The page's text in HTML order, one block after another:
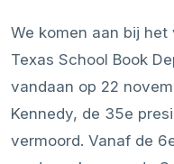
We komen aan bij
Texas School Book
vandaan op 22
Kennedy, de 35e
vermoord. Vanaf de